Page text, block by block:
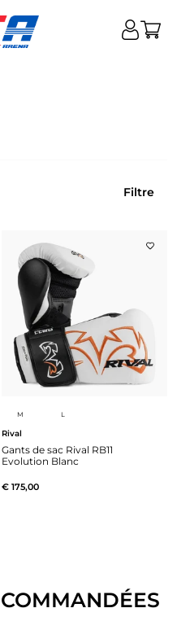
Filtre
M L
Rival
Gants de sac Rival RB11
Evolution Blanc
€ 175,00